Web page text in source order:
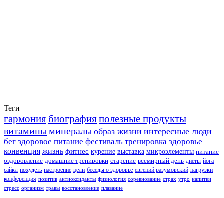
Теги
гармония биографияполезные продукты
витаминыминералы образ жизни интересные люди
бег здоровое питание фестиваль тренировка здоровье
конвенция жизнь фитнес курение выставка микроэлементы питание
оздоровление домашние тренировки старение всемирный день диеты йога
сайкл похудеть настроение цели беседы о здоровье евгений разумовский нагрузки
конференция позитив антиоксиданты физиология соревнование страх утро напитки
стресс организм травы восстановление плавание